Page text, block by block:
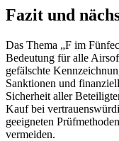
Fazit und
Das Thema „F im
Bedeutung für alle
gefälschte
Sanktionen und
Sicherheit aller
Kauf bei
geeigneten
vermeiden.